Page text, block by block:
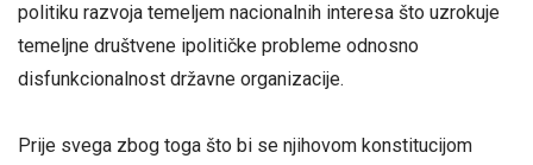
politiku razvoja temeljem nacionalnih interesa što uzrokuje
temeljne društvene ipolitičke probleme odnosno
disfunkcionalnost državne organizacije.
Prije svega zbog toga što bi se njihovom konstitucijom